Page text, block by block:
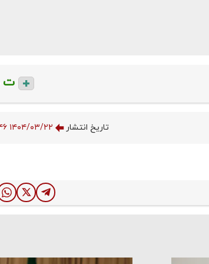
ت
تاریخ انتشار ۱۴۰۴/۰۳/۲۲ ۱۲:۵۶:۴۶